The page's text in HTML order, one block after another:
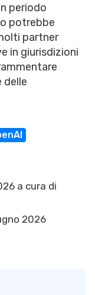
periodo
potrebbe
partner
in giurisdizioni
delle
a cura di
2026